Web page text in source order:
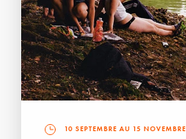
10 SEPTEMBRE AU 15 NOVEMBRE